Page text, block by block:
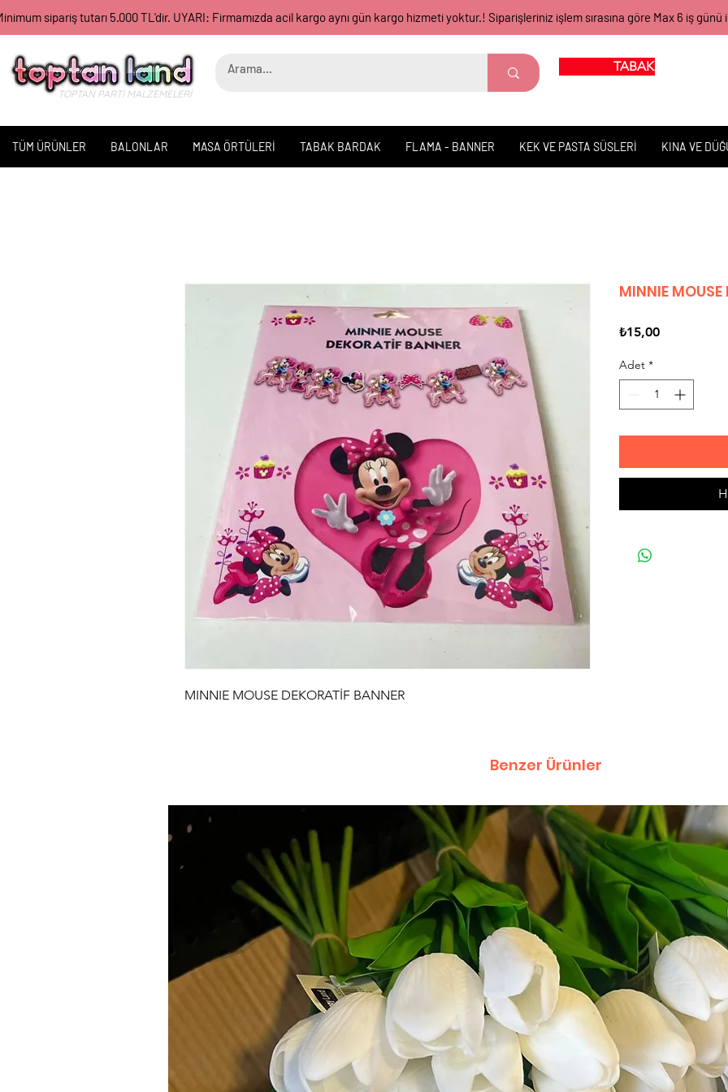
sipariş tutarı 5.000 TL'dir. UYARI: Firmamızda acil kargo aynı gün kargo hizmeti yoktur.! Siparişleriniz işlem sırasına göre Max 6 iş
TOPTAN PARTİ MALZEMELERİ
TABAK BARDAK
TÜM ÜRÜNLER BALONLAR MASA ÖRTÜLERİ TABAK BARDAK FLAMA - BANNER KEK VE PASTA SÜSLERİ KINA VE
MINNIE MOUSE DEKORATİF BANNER
MINNIE
₺15,00Fiyat
Adet *
Benzer Ürünler